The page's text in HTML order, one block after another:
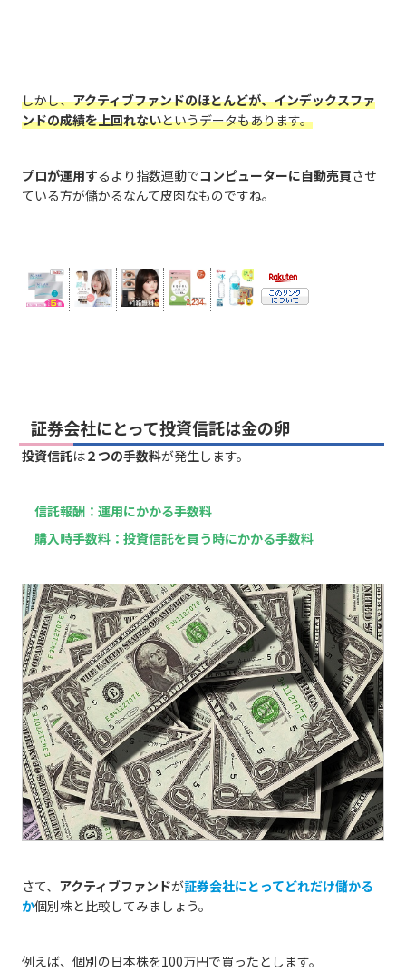
しかし、アクティブファンドのほとんどが、インデックスファ
ンドの成績を上回れないというデータもあります。
プロが運用するより指数連動でコンピューターに自動売買させ
ている方が儲かるなんて皮肉なものですね。
証券会社にとって投資信託は金の卵
投資信託は２つの手数料が発生します。
信託報酬：運用にかかる手数料
購入時手数料：投資信託を買う時にかかる手数料
さて、 アクティブファンドが証券会社にとってどれだけ儲かる
か個別株と比較してみましょう。
例えば、個別の日本株を100万円で買ったとします。